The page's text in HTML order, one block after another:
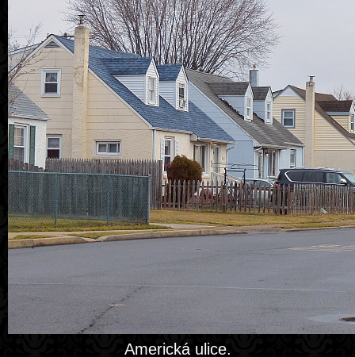
Americká ulice.